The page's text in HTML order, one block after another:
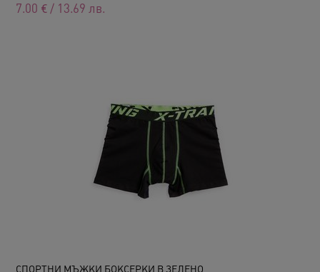
7.00 € / 13.69 лв.
СПОРТНИ МЪЖКИ БОКСЕРКИ В ЗЕЛЕНО